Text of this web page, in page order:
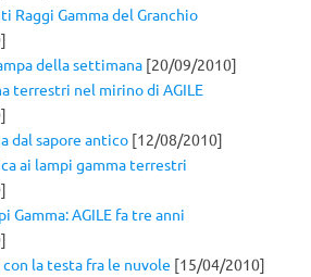
Raggi Gamma del Granchio
della settimana [20/09/2010]
terrestri nel mirino di AGILE
dal sapore antico [12/08/2010]
ai lampi gamma terrestri
Gamma: AGILE fa tre anni
la testa fra le nuvole [15/04/2010]